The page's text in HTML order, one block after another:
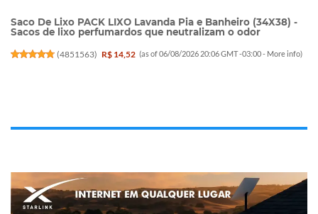
Saco De Lixo PACK LIXO Lavanda Pia e Banheiro (34X38) -
Sacos de lixo perfumardos que neutralizam o odor
(4851563) R$ 14,52 (as of 06/08/2026 20:06 GMT -03:00 - More info)